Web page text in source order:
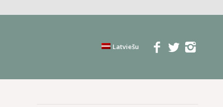
Latviešu